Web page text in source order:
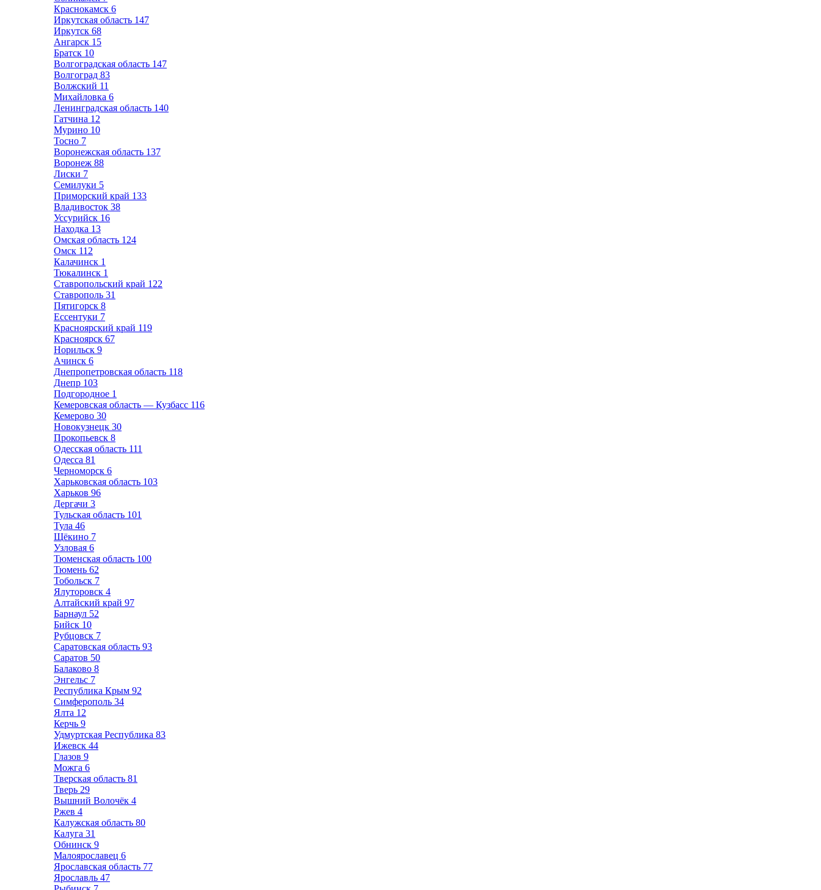
Краснокамск 6
Иркутская область 147
Иркутск 68
Ангарск 15
Братск 10
Волгоградская область 147
Волгоград 83
Волжский 11
Михайловка 6
Ленинградская область 140
Гатчина 12
Мурино 10
Тосно 7
Воронежская область 137
Воронеж 88
Лиски 7
Семилуки 5
Приморский край 133
Владивосток 38
Уссурийск 16
Находка 13
Омская область 124
Омск 112
Калачинск 1
Тюкалинск 1
Ставропольский край 122
Ставрополь 31
Пятигорск 8
Ессентуки 7
Красноярский край 119
Красноярск 67
Норильск 9
Ачинск 6
Днепропетровская область 118
Днепр 103
Подгородное 1
Кемеровская область — Кузбасс 116
Кемерово 30
Новокузнецк 30
Прокопьевск 8
Одесская область 111
Одесса 81
Черноморск 6
Харьковская область 103
Харьков 96
Дергачи 3
Тульская область 101
Тула 46
Щёкино 7
Узловая 6
Тюменская область 100
Тюмень 62
Тобольск 7
Ялуторовск 4
Алтайский край 97
Барнаул 52
Бийск 10
Рубцовск 7
Саратовская область 93
Саратов 50
Балаково 8
Энгельс 7
Республика Крым 92
Симферополь 34
Ялта 12
Керчь 9
Удмуртская Республика 83
Ижевск 44
Глазов 9
Можга 6
Тверская область 81
Тверь 29
Вышний Волочёк 4
Ржев 4
Калужская область 80
Калуга 31
Обнинск 9
Малоярославец 6
Ярославская область 77
Ярославль 47